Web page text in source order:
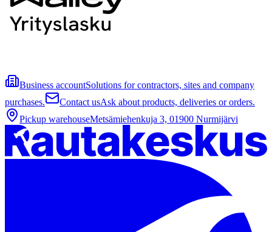
Business accountSolutions for contractors, sites and company
purchases.
Contact usAsk about products, deliveries or orders.
Pickup warehouseMetsämiehenkuja 3, 01900 Nurmijärvi